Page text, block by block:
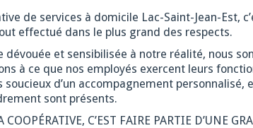
de services à domicile Lac-Saint-Jean-Est,
effectué dans le plus grand des respects.
dévouée et sensibilisée à notre réalité, nous
à ce que nos employés exercent leurs
d’un accompagnement personnalisé,
sont présents.
COOPÉRATIVE, C’EST FAIRE PARTIE D’UNE